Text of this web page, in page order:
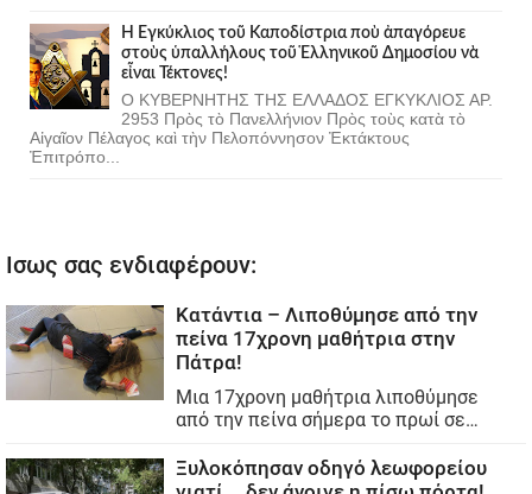
Ἡ Ἐγκύκλιος τοῦ Καποδίστρια ποὺ ἀπαγόρευε
στοὺς ὑπαλλήλους τοῦ Ἑλληνικοῦ Δημοσίου νὰ
εἶναι Τέκτονες!
Ο ΚΥΒΕΡΝΗΤΗΣ ΤΗΣ ΕΛΛΑΔΟΣ ΕΓΚΥΚΛΙΟΣ ΑΡ.
2953 Πρὸς τὸ Πανελλήνιον Πρὸς τοὺς κατὰ τὸ
Αἰγαῖον Πέλαγος καὶ τὴν Πελοπόννησον Ἐκτάκτους
Ἐπιτρόπο...